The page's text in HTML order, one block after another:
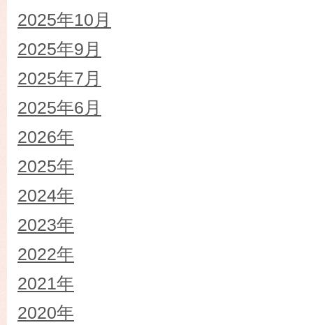
2025年10月
2025年9月
2025年7月
2025年6月
2026年
2025年
2024年
2023年
2022年
2021年
2020年